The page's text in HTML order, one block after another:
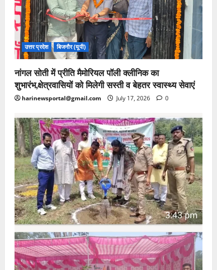
उत्तर प्रदेश बिजनौर (यूपी)
नांगल सोती में प्रीति मैमोरियल पॉली क्लीनिक का
शुभारंभ,क्षेत्रवासियों को मिलेगी सस्ती व बेहतर स्वास्थ्य सेवाएं
harinewsportal@gmail.com July 17, 2026 0